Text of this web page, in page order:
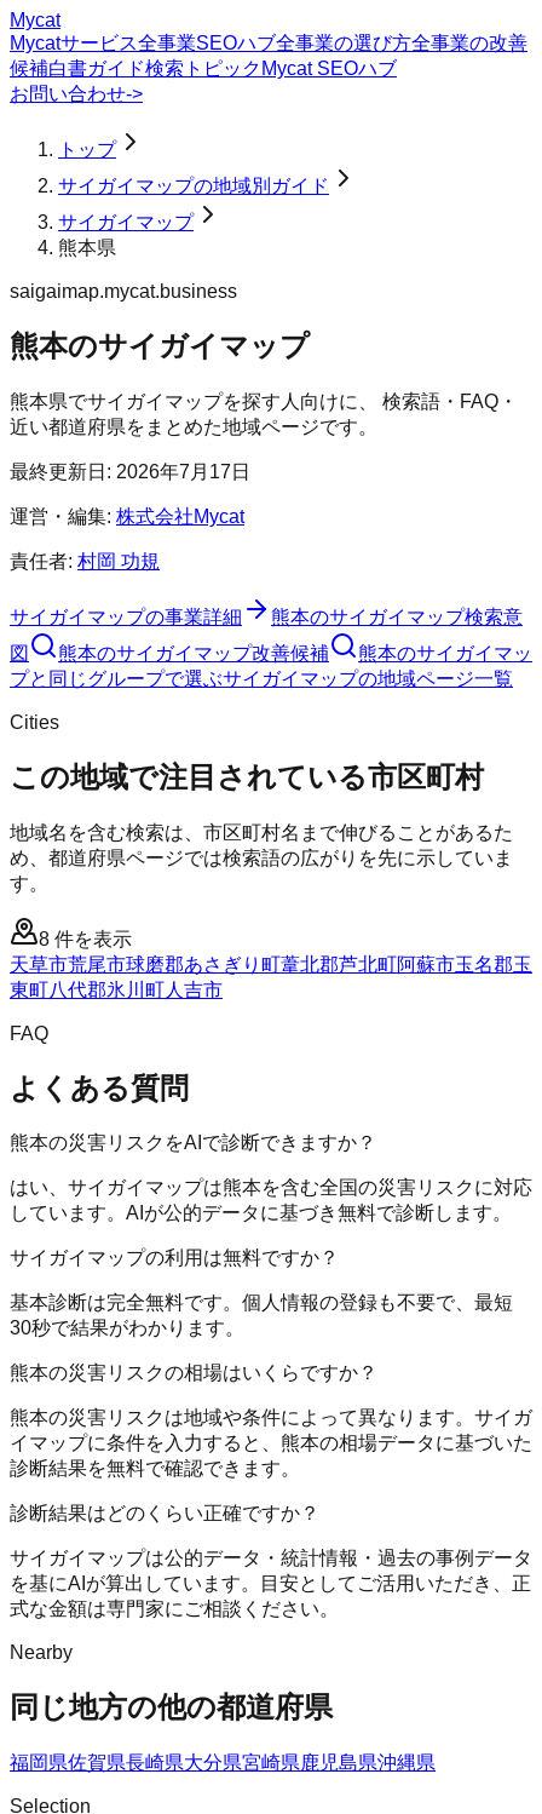
Mycat
Mycatサービス全事業SEOハブ全事業の選び方全事業の改善
候補白書ガイド検索トピック Mycat SEOハブ
お問い合わせ->
トップ
サイガイマップの地域別ガイド
サイガイマップ
熊本県
saigaimap.mycat.business
熊本のサイガイマップ
熊本県でサイガイマップを探す人向けに、 検索語・FAQ・
近い都道府県をまとめた地域ページです。
最終更新日: 2026年7月17日
運営・編集: 株式会社Mycat
責任者: 村岡 功規
サイガイマップの事業詳細
熊本のサイガイマップ検索意
図
熊本のサイガイマップ改善候補
熊本のサイガイマッ
プと同じグループで選ぶサイガイマップの地域ページ一覧
Cities
この地域で注目されている市区町村
地域名を含む検索は、市区町村名まで伸びることがあるた
め、都道府県ページでは検索語の広がりを先に示していま
す。
8 件を表示
天草市荒尾市球磨郡あさぎり町葦北郡芦北町阿蘇市玉名郡玉
東町八代郡氷川町人吉市
FAQ
よくある質問
熊本の災害リスクをAIで診断できますか？
はい、サイガイマップは熊本を含む全国の災害リスクに対応
しています。AIが公的データに基づき無料で診断します。
サイガイマップの利用は無料ですか？
基本診断は完全無料です。個人情報の登録も不要で、最短
30秒で結果がわかります。
熊本の災害リスクの相場はいくらですか？
熊本の災害リスクは地域や条件によって異なります。サイガ
イマップに条件を入力すると、熊本の相場データに基づいた
診断結果を無料で確認できます。
診断結果はどのくらい正確ですか？
サイガイマップは公的データ・統計情報・過去の事例データ
を基にAIが算出しています。目安としてご活用いただき、正
式な金額は専門家にご相談ください。
Nearby
同じ地方の他の都道府県
福岡県佐賀県長崎県大分県宮崎県鹿児島県沖縄県
Selection